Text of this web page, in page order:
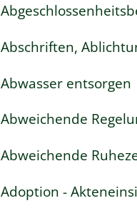
Abschriften,
Abwasser entsorgen
Abweichende
Abweichende
Adoption -